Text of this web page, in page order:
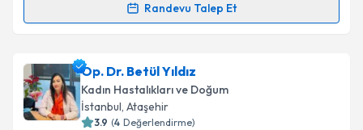
Randevu Talep Et
Randevu Takvimi Talebi
Op. Dr. Özge Severiçin randevu takvimi talebi
oluşturun. Size bu uzmandan randevu almanız için bir
takvim hazırlandığında e-posta ile bilgilendireceğiz.
Op. Dr. Betül Yıldız
Kadın Hastalıkları ve Doğum
İstanbul, Ataşehir
3.9 (4 Değerlendirme)